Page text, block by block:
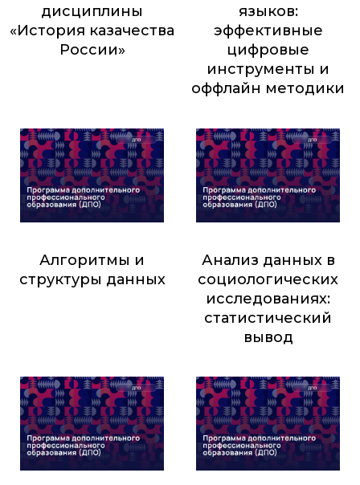
дисциплины
«История казачества
России»
языков:
эффективные
цифровые
инструменты и
оффлайн методики
Алгоритмы и
структуры данных
Анализ данных в
социологических
исследованиях:
статистический
вывод